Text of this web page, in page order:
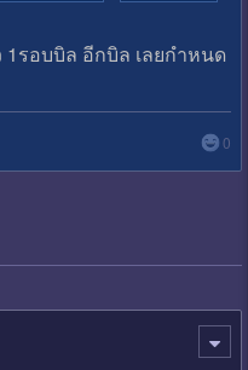
รอบบิล อีกบิล เลยกำหนด
0